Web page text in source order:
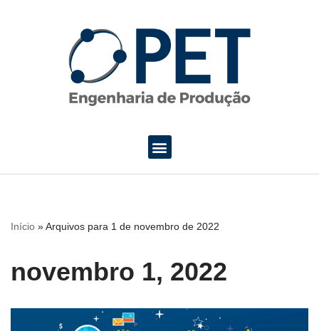
Início »Arquivos para 1 de novembro de 2022
novembro 1, 2022